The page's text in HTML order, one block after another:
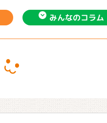
みんなのコラム